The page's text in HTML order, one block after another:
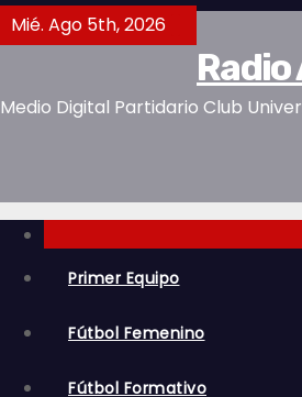
S
a
t
a
Mié. Ago 5th, 2026
Medio Digital Partidario Club
Primer Equipo
Fútbol Femenino
Fútbol Formativo